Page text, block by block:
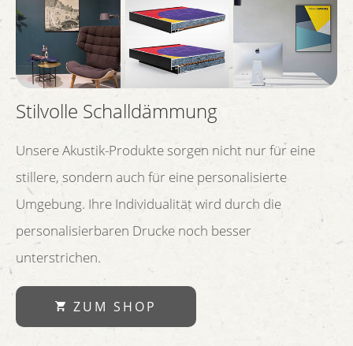
Stilvolle Schalldämmung
Unsere Akustik-Produkte sorgen nicht nur für eine
stillere, sondern auch für eine personalisierte
Umgebung. Ihre Individualität wird durch die
personalisierbaren Drucke noch besser
unterstrichen.
ZUM SHOP